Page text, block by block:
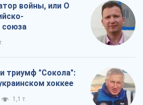
войны, или О
союза
триумф "Сокола":
хоккее
1,1 т.